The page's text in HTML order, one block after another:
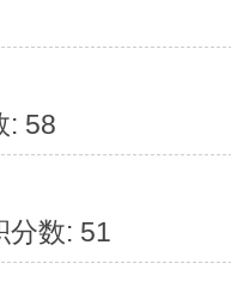
: 58
分数: 51